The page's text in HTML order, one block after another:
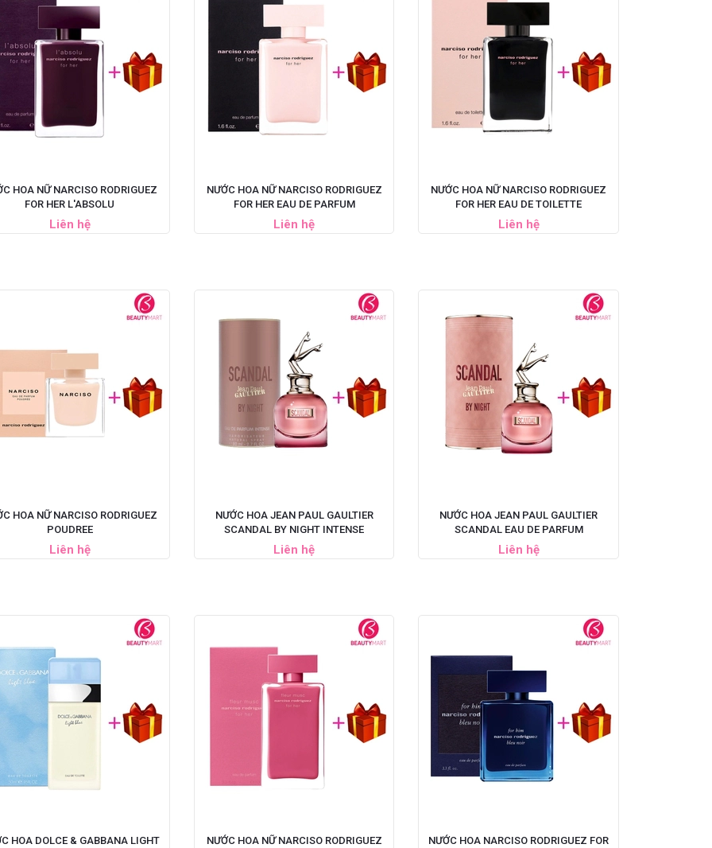
HOA NỮ NARCISO RODRIGUEZ
FOR HER L'ABSOLU
Liên hệ
NƯỚC HOA NỮ NARCISO RODRIGUEZ
FOR HER EAU DE PARFUM
Liên hệ
NƯỚC HOA NỮ NARCISO RODRIGUEZ
FOR HER EAU DE TOILETTE
Liên hệ
HOA NỮ NARCISO RODRIGUEZ
POUDREE
Liên hệ
NƯỚC HOA JEAN PAUL GAULTIER
SCANDAL BY NIGHT INTENSE
Liên hệ
NƯỚC HOA JEAN PAUL GAULTIER
SCANDAL EAU DE PARFUM
Liên hệ
HOA DOLCE & GABBANA LIGHT
NƯỚC HOA NỮ NARCISO RODRIGUEZ
NƯỚC HOA NARCISO RODRIGUEZ FOR